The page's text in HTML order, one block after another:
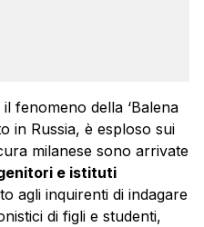
fenomeno della ‘Balena
in Russia, è esploso sui
milanese sono arrivate
e istituti
agli inquirenti di indagare
di figli e studenti,